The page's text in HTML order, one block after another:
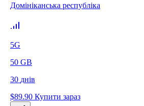
Домініканська республіка
5G
50 GB
30 днів
$89.90 Купити зараз